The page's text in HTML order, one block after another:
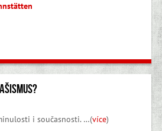
i současnosti. …(více)